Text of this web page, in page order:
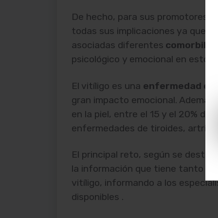
De hecho, para sus promotores,
todas sus implicaciones ya que
asociadas diferentes
psicológico y emocional en estos
El vitíligo es una enfermedad
gran impacto emocional. Además
en la piel, entre el 15 y el 20% de
enfermedades de tiroides,
El principal reto, según se
la información que tiene tanto la
vitíligo, informando a los
disponibles .